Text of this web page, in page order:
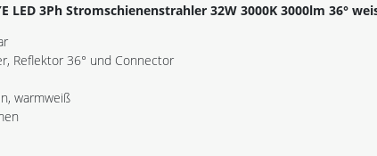
LED 3Ph Stromschienenstrahler 32W 3000K 3000lm 36°
Reflektor 36° und Connector
warmweiß